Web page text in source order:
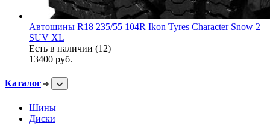
Автошины R18 235/55 104R Ikon Tyres Character Snow 2
SUV XL
Есть в наличии (12)
13400 руб.
Каталог
Шины
Диски